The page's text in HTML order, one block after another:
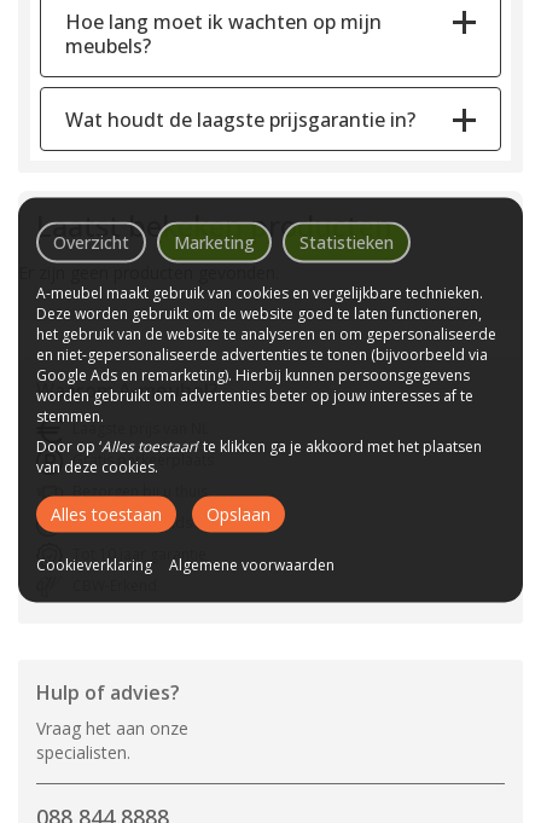
Hoe lang moet ik wachten op mijn
meubels?
Wat houdt de laagste prijsgarantie in?
Laatst bekeken producten
WaaromA-meubel?
Laagste prijs van NL
Gratis parkeerplaats
Bezorgen bij u thuis
Wij bestaan sinds 1992!
Tot 10 jaar garantie
Hulp of advies?
Vraag het aan onze
specialisten.
088 844 8888
Overzicht Marketing Statistieken
A-meubel maakt gebruik van cookies en vergelijkbare technieken.
Deze worden gebruikt om de website goed te laten functioneren,
het gebruik van de website te analyseren en om gepersonaliseerde
en niet-gepersonaliseerde advertenties te tonen (bijvoorbeeld via
Google Ads en remarketing). Hierbij kunnen persoonsgegevens
worden gebruikt om advertenties beter op jouw interesses af te
stemmen.
Door op ‘Alles toestaan’ te klikken ga je akkoord met het plaatsen
van deze cookies.
Alles toestaan Opslaan
Cookieverklaring Algemene voorwaarden